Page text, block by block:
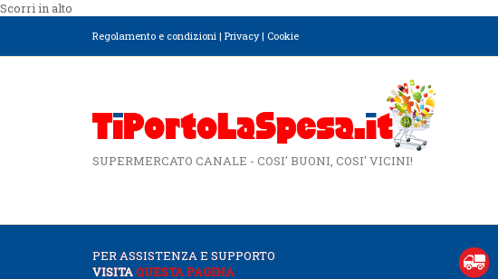
Scorri in alto
Regolamento e condizioni | Privacy| Cookie
SUPERMERCATO CANALE - COSI' BUONI, COSI' VICINI!
PER ASSISTENZA E SUPPORTO
VISITAQUESTA PAGINA